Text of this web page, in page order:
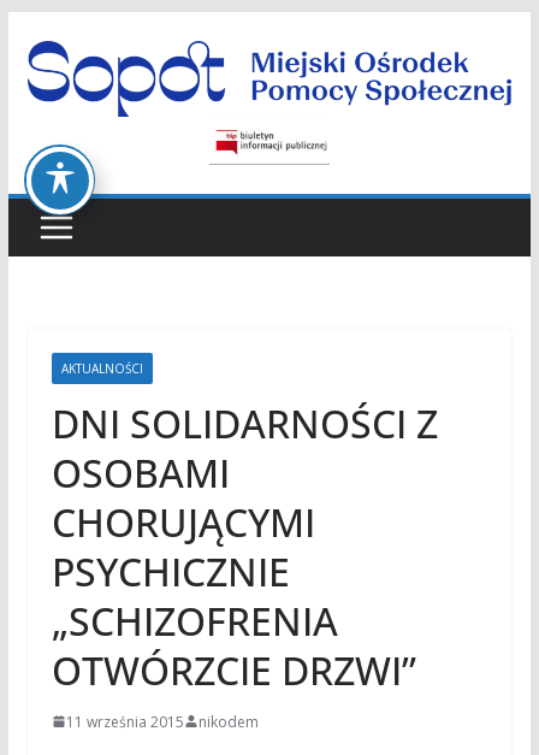
do
treści
AKTUALNOŚCI
DNI SOLIDARNOŚCI Z
OSOBAMI
CHORUJĄCYMI
PSYCHICZNIE
„SCHIZOFRENIA
OTWÓRZCIE DRZWI”
11 września 2015 nikodem